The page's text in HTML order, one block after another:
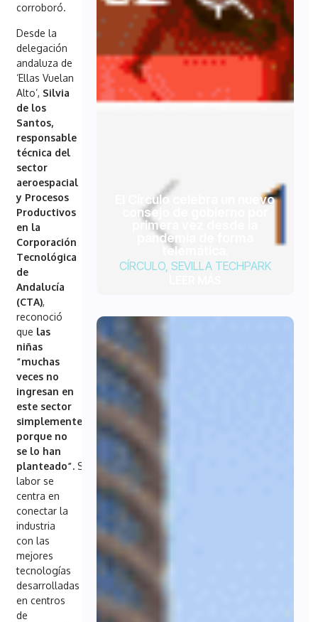
corroboró.
Desde la
delegación
andaluza de
‘Ellas Vuelan
Alto’, Silvia
de los
Santos,
responsable
técnica del
sector
aeroespacial
y Procesos
Productivos
en la
Corporación
Tecnológica
de
Andalucía
(CTA),
reconoció
que las
niñas
“muchas
veces no
ingresan en
este sector
simplemente
porque no
se lo han
planteado”. Su
labor se
centra en
conectar la
industria
con las
mejores
tecnologías
desarrolladas
en centros
de
El Círculo celebra un nuevo
consejo de gobierno por
primera vez desde la
pandemia de forma
telemática.
CÍRCULO, SEVILLA TECHPARK